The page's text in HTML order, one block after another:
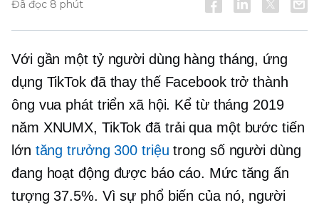
Đã đọc 8 phút
Với gần một tỷ người dùng hàng tháng, ứng
dụng TikTok đã thay thế Facebook trở thành
ông vua phát triển xã hội. Kể từ tháng 2019
năm XNUMX, TikTok đã trải qua một bước tiến
lớn tăng trưởng 300 triệu trong số người dùng
đang hoạt động được báo cáo. Mức tăng ấn
tượng 37.5%. Vì sự phổ biến của nó, người